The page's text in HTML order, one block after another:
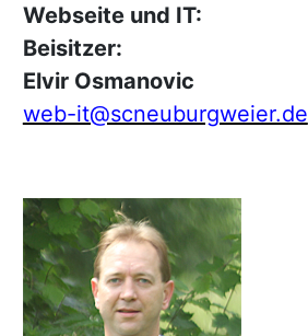
Webseite und IT:
Beisitzer:
Elvir Osmanovic
web-it@scneuburgweier.de